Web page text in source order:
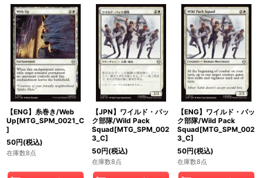
【ENG】糸巻き/Web
Up[MTG_SPM_0021_C
]
50円(税込)
在庫数8点
【JPN】ワイルド・パッ
ク部隊/Wild Pack
Squad[MTG_SPM_002
3_C]
50円(税込)
在庫数8点
【ENG】ワイルド・パッ
ク部隊/Wild Pack
Squad[MTG_SPM_002
3_C]
50円(税込)
在庫数8点